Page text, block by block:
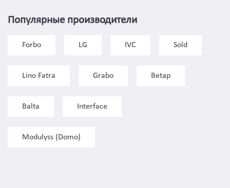
Популярные производители
Forbo LG IVC Sold
Lino Fatra Grabo Betap
Balta Interface
Modulyss (Domo)